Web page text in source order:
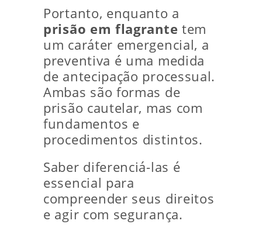
Portanto, enquanto a
prisão em flagrante tem
um caráter emergencial, a
preventiva é uma medida
de antecipação processual.
Ambas são formas de
prisão cautelar, mas com
fundamentos e
procedimentos distintos.
Saber diferenciá-las é
essencial para
compreender seus direitos
e agir com segurança.